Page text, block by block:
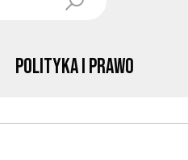
Polityka i prawo